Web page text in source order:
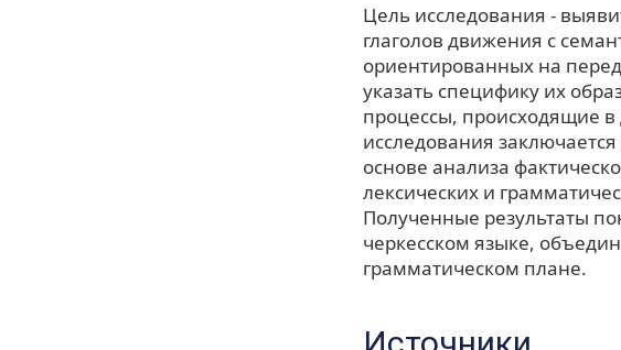
Цель исследования -
глаголов движения с
ориентированных на
указать специфику их
процессы, происходящие в
исследования
основе анализа
лексических и
Полученные результаты
черкесском языке,
грамматическом плане.